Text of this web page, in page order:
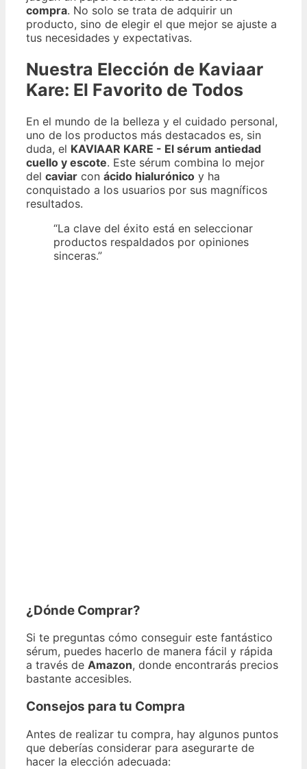
compra. No solo se trata de adquirir un
producto, sino de elegir el que mejor se ajuste a
tus necesidades y expectativas.
Nuestra Elección de Kaviaar
Kare: El Favorito de Todos
En el mundo de la belleza y el cuidado personal,
uno de los productos más destacados es, sin
duda, el KAVIAAR KARE - El sérum antiedad
cuello y escote. Este sérum combina lo mejor
del caviar con ácido hialurónico y ha
conquistado a los usuarios por sus magníficos
resultados.
“La clave del éxito está en seleccionar
productos respaldados por opiniones
sinceras.”
¿Dónde Comprar?
Si te preguntas cómo conseguir este fantástico
sérum, puedes hacerlo de manera fácil y rápida
a través de Amazon, donde encontrarás precios
bastante accesibles.
Consejos para tu Compra
Antes de realizar tu compra, hay algunos puntos
que deberías considerar para asegurarte de
hacer la elección adecuada: